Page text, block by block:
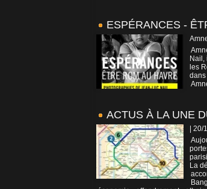
ESPÉRANCES -
Nail,
les
dans
ACTUS À LA UNE
|
La